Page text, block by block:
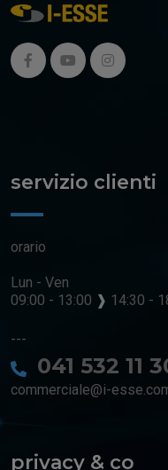
servizio clienti
orario
Lun - Ven
09:00 - 13:00 ❱ 14:30 -
---
041 532 11
commerciale@i-
privacy & co